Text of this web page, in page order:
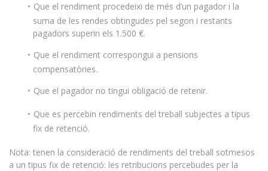
Que el rendiment procedeixi de més d’un pagador i la
suma de les rendes obtingudes pel segon i restants
pagadors superin els 1.500 €.
Que el rendiment correspongui a pensions
compensatòries.
Que el pagador no tingui obligació de retenir.
Que es percebin rendiments del treball subjectes a tipus
fix de retenció.
Nota: tenen la consideració de rendiments del treball sotmesos
a un tipus fix de retenció: les retribucions percebudes per la